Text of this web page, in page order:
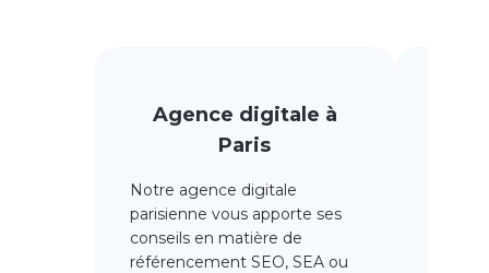
Agence digitale à
Paris
Notre agence digitale
parisienne vous apporte ses
conseils en matière de
référencement SEO, SEA ou